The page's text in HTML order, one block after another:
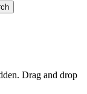
Drag and drop